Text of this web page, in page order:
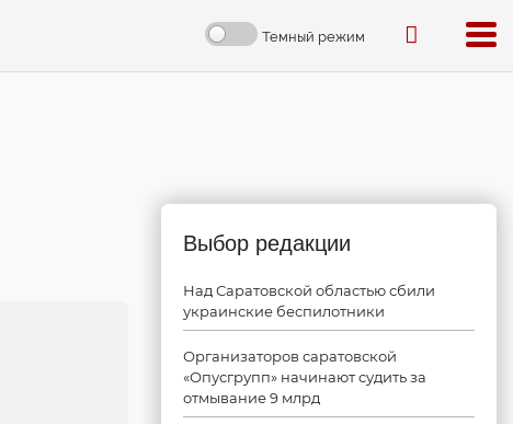
Темный режим
Выбор редакции
Над Саратовской областью сбили
украинские беспилотники
Организаторов саратовской
«Опусгрупп» начинают судить за
отмывание 9 млрд